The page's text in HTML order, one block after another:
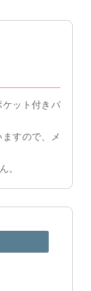
ット付きパ
すので、メ
。